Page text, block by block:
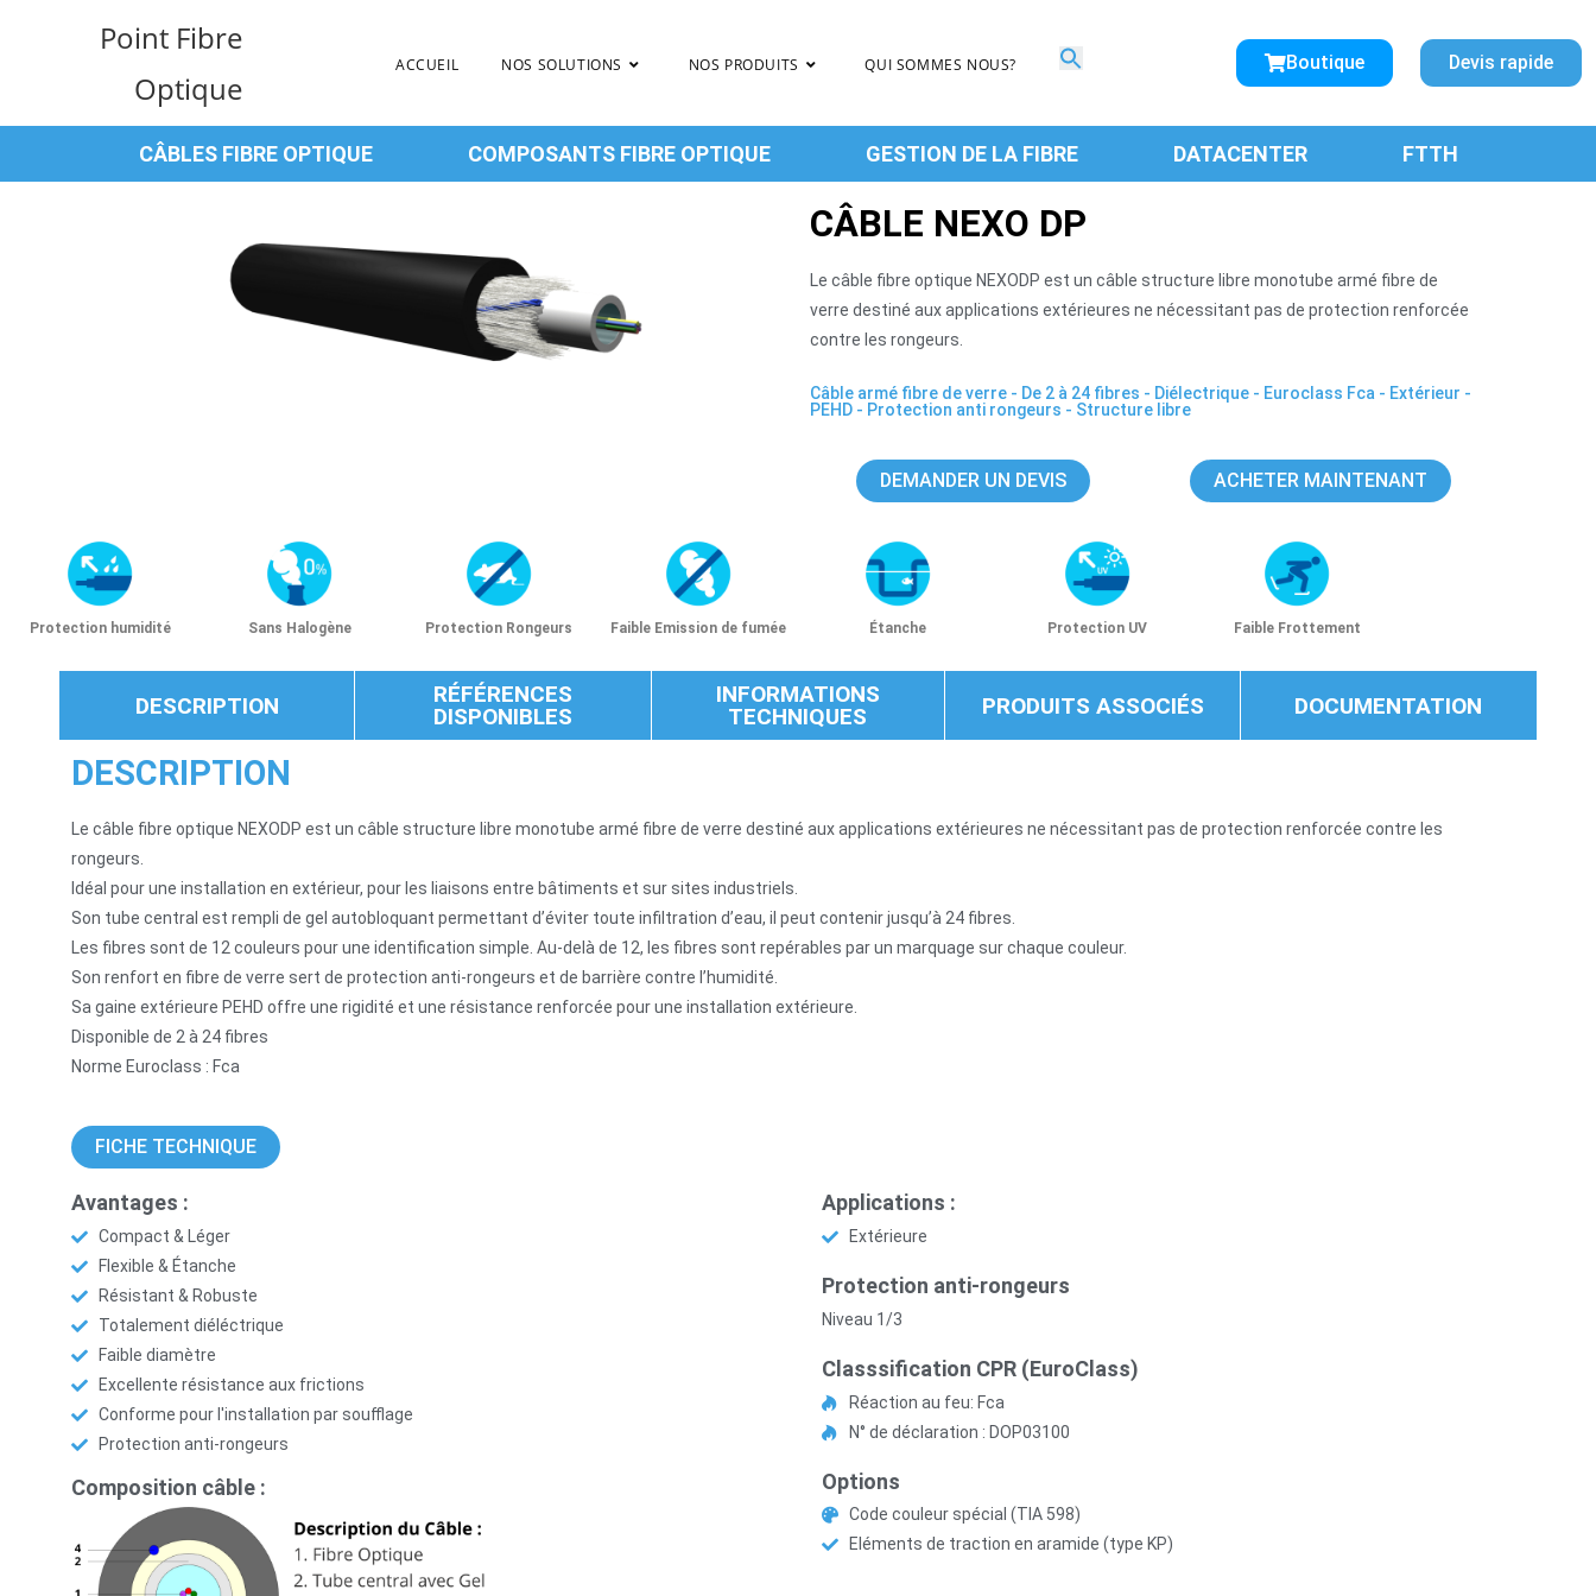
Point Fibre
Optique
ACCUEIL NOS SOLUTIONS NOS PRODUITS QUI SOMMES NOUS? Boutique Devis rapide
CÂBLES FIBRE OPTIQUE COMPOSANTS FIBRE OPTIQUE GESTION DE LA FIBRE DATACENTER FTTH
CÂBLE NEXO DP
Le câble fibre optique NEXODP est un câble structure libre monotube armé fibre de
verre destiné aux applications extérieures ne nécessitant pas de protection renforcée
contre les rongeurs.
Câble armé fibre de verre - De 2 à 24 fibres - Diélectrique - Euroclass Fca - Extérieur -
PEHD - Protection anti rongeurs - Structure libre
DEMANDER UN DEVIS ACHETER MAINTENANT
Protection humidité Sans Halogène Protection Rongeurs Faible Emission de fumée Étanche Protection UV Faible Frottement
DESCRIPTION
RÉFÉRENCES
DISPONIBLES
INFORMATIONS
TECHNIQUES
PRODUITS ASSOCIÉS DOCUMENTATION
DESCRIPTION
Le câble fibre optique NEXODP est un câble structure libre monotube armé fibre de verre destiné aux applications extérieures ne nécessitant pas de protection renforcée contre les
rongeurs.
Idéal pour une installation en extérieur, pour les liaisons entre bâtiments et sur sites industriels.
Son tube central est rempli de gel autobloquant permettant d’éviter toute infiltration d’eau, il peut contenir jusqu’à 24 fibres.
Les fibres sont de 12 couleurs pour une identification simple. Au-delà de 12, les fibres sont repérables par un marquage sur chaque couleur.
Son renfort en fibre de verre sert de protection anti-rongeurs et de barrière contre l’humidité.
Sa gaine extérieure PEHD offre une rigidité et une résistance renforcée pour une installation extérieure.
Disponible de 2 à 24 fibres
Norme Euroclass : Fca
FICHE TECHNIQUE
Avantages :
Compact & Léger
Flexible & Étanche
Résistant & Robuste
Totalement diéléctrique
Faible diamètre
Excellente résistance aux frictions
Conforme pour l'installation par soufflage
Protection anti-rongeurs
Composition câble :
Applications :
Extérieure
Protection anti-rongeurs
Niveau 1/3
Classsification CPR (EuroClass)
Réaction au feu: Fca
N° de déclaration : DOP03100
Options
Code couleur spécial (TIA 598)
Eléments de traction en aramide (type KP)